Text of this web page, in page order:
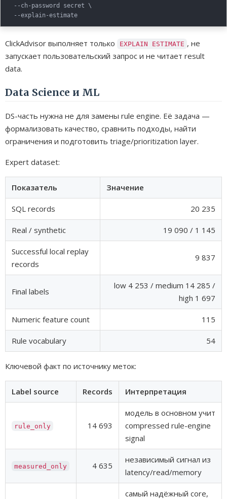
  --ch-password secret
\
ClickAdvisor выполняет только EXPLAIN ESTIMATE , не
запускает пользовательский запрос и не читает result
data.
Data Science и ML
DS-часть нужна не для замены rule engine. Её задача —
формализовать качество, сравнить подходы, найти
ограничения и подготовить triage/prioritization layer.
Expert dataset:
Показатель Значение
SQL records 20 235
Real / synthetic 19 090 / 1 145
Successful local replay
records
9 837
Final labels
low 4 253 / medium 14 285 /
high 1 697
Numeric feature count 115
Rule vocabulary 54
Ключевой факт по источнику меток:
Label source Records Интерпретация
rule_only 14 693
модель в основном учит
compressed rule-engine
signal
measured_only 4 635
независимый сигнал из
latency/read/memory
самый надёжный core,